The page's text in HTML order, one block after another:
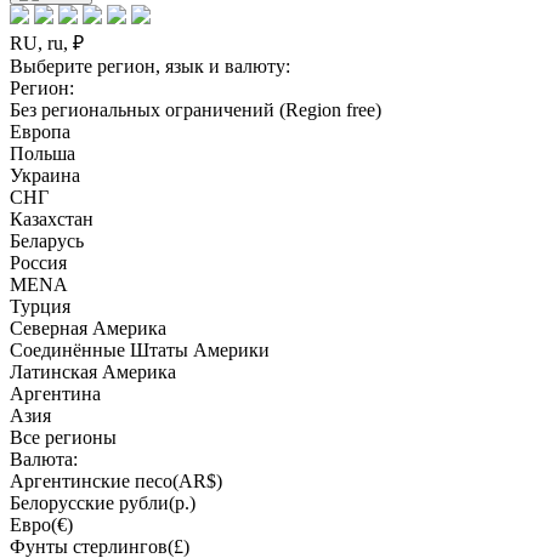
RU, ru, ₽
Выберите регион, язык и валюту:
Регион:
Без региональных ограничений (Region free)
Европа
Польша
Украина
СНГ
Казахстан
Беларусь
Россия
MENA
Турция
Северная Америка
Соединённые Штаты Америки
Латинская Америка
Аргентина
Азия
Все регионы
Валюта:
Аргентинские песо(AR$)
Белорусские рубли(р.)
Евро(€)
Фунты стерлингов(£)